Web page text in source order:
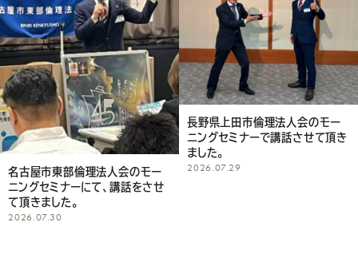
名古屋市東部倫理法人会のモー
ニングセミナーにて、講話をさせ
て頂きました。
2026.07.30
長野県上田市倫理法人会のモー
ニングセミナーで講話させて頂き
ました。
2026.07.29